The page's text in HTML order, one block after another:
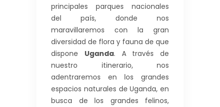
principales parques nacionales
del país, donde nos
maravillaremos con la gran
diversidad de flora y fauna de que
dispone Uganda. A través de
nuestro itinerario, nos
adentraremos en los grandes
espacios naturales de Uganda, en
busca de los grandes felinos,